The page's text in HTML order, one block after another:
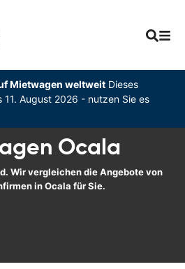
Mietwagen weltweitDieses
August 2026 - nutzen Sie es
Ocala
Wir vergleichen die Angebote von
in Ocala für Sie.